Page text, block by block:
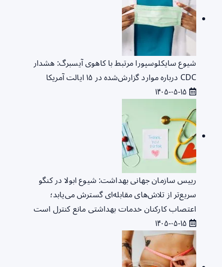
شیوع سایکلوسپورا مرتبط با کاهوی آیسبرگ: هشدار
CDC درباره موارد گزارش‌شده در ۱۵ ایالت آمریکا
رییس سازمان جهانی بهداشت: شیوع ابولا در کنگو
سریع‌تر از تلاش‌های مقابله‌ای گسترش می‌یابد؛
اعتصاب کارکنان خدمات بهداشتی مانع کنترل است